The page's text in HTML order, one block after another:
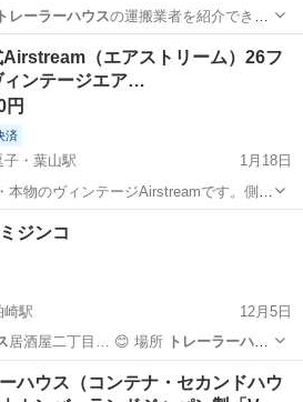
トレーラーハウスの運搬業者を紹介できま
西駅
Airstream（エアストリーム）26フ
ィンテージエア…
円
済
・葉山駅
1月18日
本物のヴィンテージAirstreamです。側面
る 「Land Yacht」スクリプトエンブレ
ります。 現在は 店舗・接
山駅
ジンコ
崎駅
12月5日
居酒屋二丁目… 😊 場所
トレーラーハウ
その他 タマミジンコ
ーハウス（コンテナ・セカンドハウ